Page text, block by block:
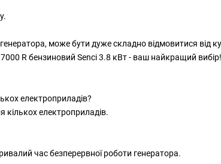
може бути дуже складно відмовитися від
7000 R бензиновий Senci 3.8 кВт - ваш найкращий вибір!
електроприладів?
кількох електроприладів.
час безперервної роботи генератора.